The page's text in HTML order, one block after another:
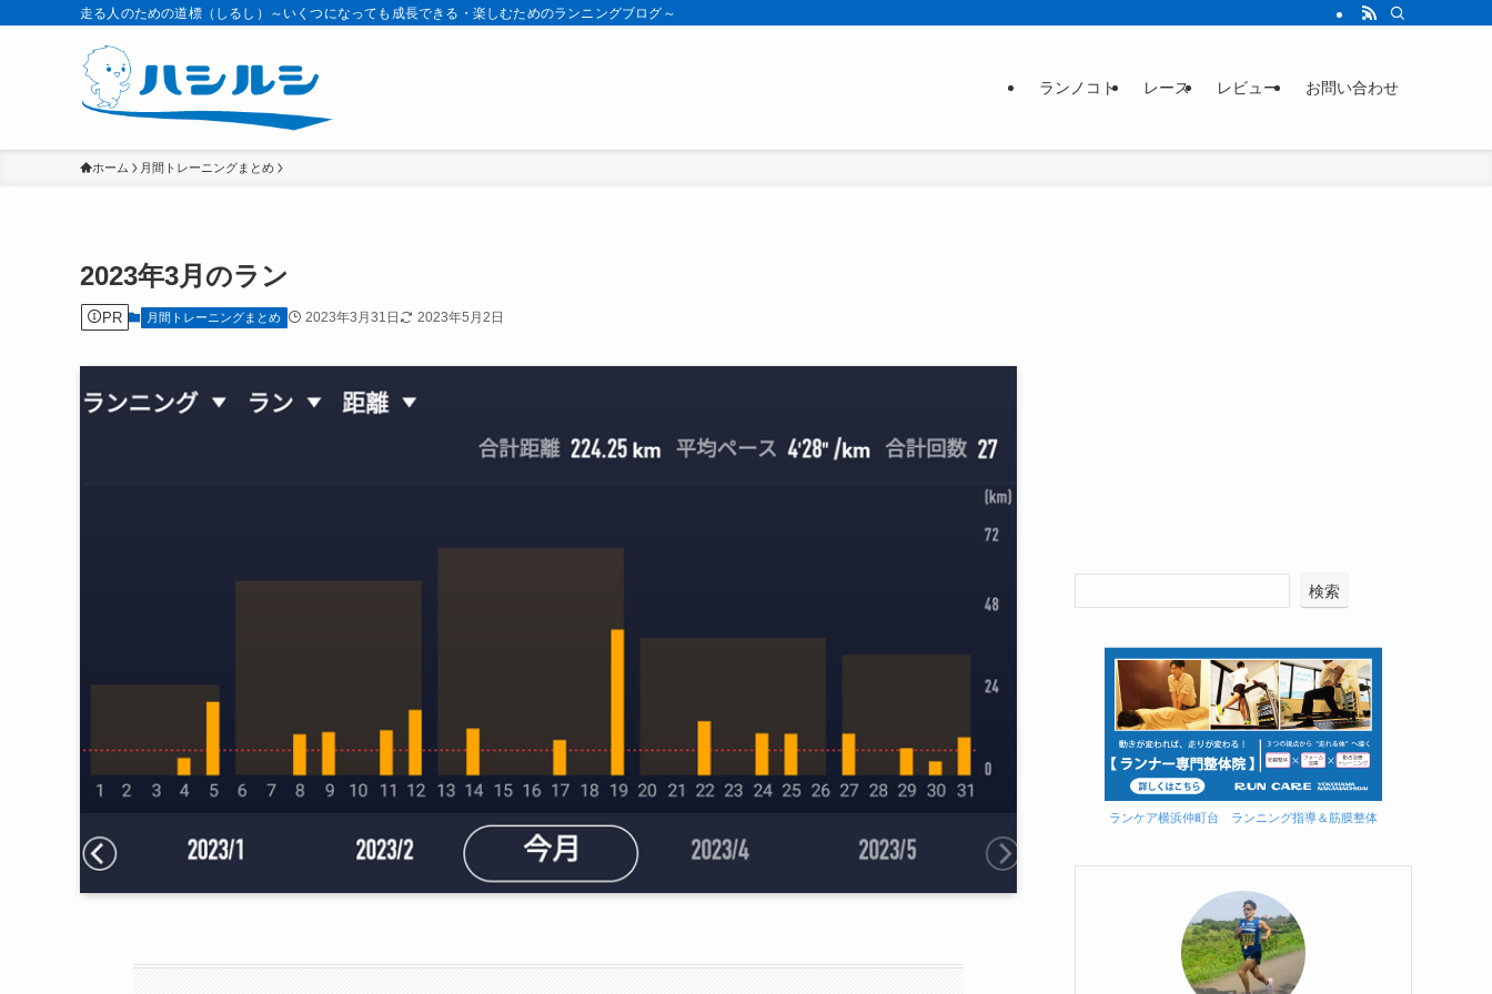
走る人のための道標（しるし）～いくつになっても成長できる・楽しむためのランニングブログ～
ランノコト レース レビュー お問い合わせ
ホーム 月間トレーニングまとめ
2023年3月のラン
PR 月間トレーニングまとめ 2023年3月31日 2023年5月2日
検索
ランケア横浜仲町台 ランニング指導＆筋膜整体